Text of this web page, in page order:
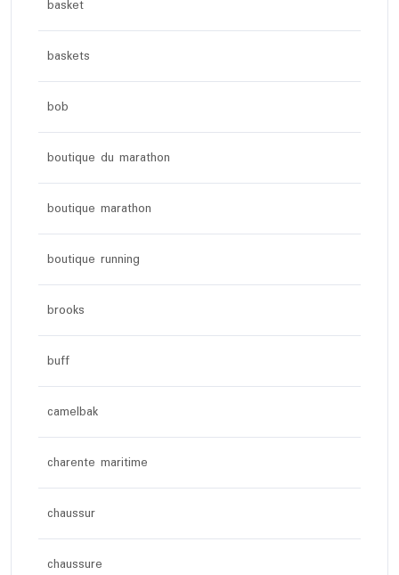
basket
baskets
bob
boutique du marathon
boutique marathon
boutique running
brooks
buff
camelbak
charente maritime
chaussur
chaussure